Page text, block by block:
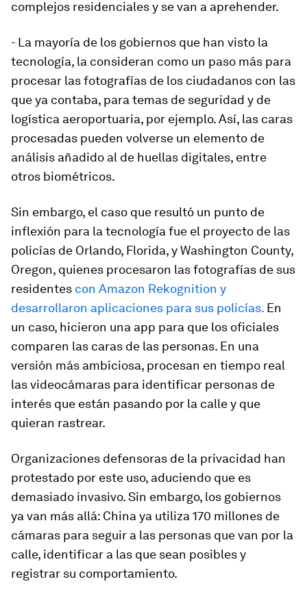
complejos residenciales y se van a aprehender.
- La mayoría de los gobiernos que han visto la
tecnología, la consideran como un paso más para
procesar las fotografías de los ciudadanos con las
que ya contaba, para temas de seguridad y de
logística aeroportuaria, por ejemplo. Así, las caras
procesadas pueden volverse un elemento de
análisis añadido al de huellas digitales, entre
otros biométricos.
Sin embargo, el caso que resultó un punto de
inflexión para la tecnología fue el proyecto de las
policías de Orlando, Florida, y Washington County,
Oregon, quienes procesaron las fotografías de sus
residentes con Amazon Rekognition y
desarrollaron aplicaciones para sus policías. En
un caso, hicieron una app para que los oficiales
comparen las caras de las personas. En una
versión más ambiciosa, procesan en tiempo real
las videocámaras para identificar personas de
interés que están pasando por la calle y que
quieran rastrear.
Organizaciones defensoras de la privacidad han
protestado por este uso, aduciendo que es
demasiado invasivo. Sin embargo, los gobiernos
ya van más allá: China ya utiliza 170 millones de
cámaras para seguir a las personas que van por la
calle, identificar a las que sean posibles y
registrar su comportamiento.